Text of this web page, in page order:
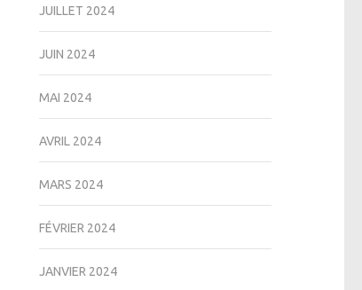
JUILLET 2024
JUIN 2024
MAI 2024
AVRIL 2024
MARS 2024
FÉVRIER 2024
JANVIER 2024